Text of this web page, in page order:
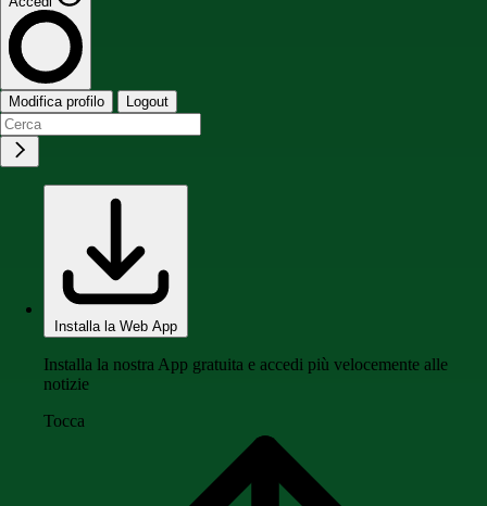
Modifica profilo Logout
Installa la Web App
Installa la nostra App gratuita e accedi più velocemente alle
notizie
Tocca